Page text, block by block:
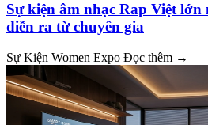
Sự kiện âm nhạc Rap Việt lớn
diễn ra từ chuyên gia
Sự Kiện Women Expo Đọc thêm →